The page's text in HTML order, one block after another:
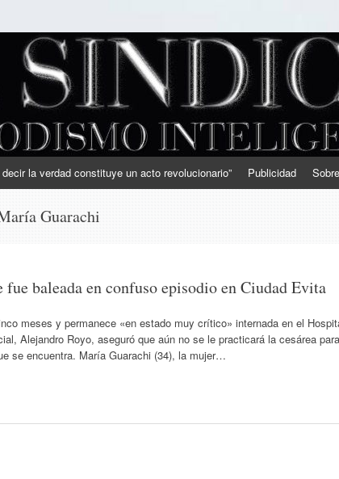
la verdad constituye un acto revolucionario” Publicidad
Guarachi
baleada en confuso episodio en Ciudad Evita
meses y permanece «en estado muy crítico» internada en el
Alejandro Royo, aseguró que aún no se le practicará la cesárea para
se encuentra. María Guarachi (34), la mujer…